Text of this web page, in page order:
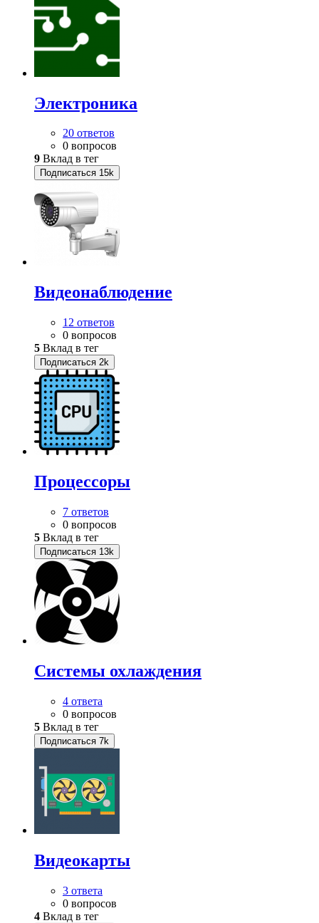
Электроника
20 ответов
0 вопросов
9 Вклад в тег
Подписаться 15k
Видеонаблюдение
12 ответов
0 вопросов
5 Вклад в тег
Подписаться 2k
Процессоры
7 ответов
0 вопросов
5 Вклад в тег
Подписаться 13k
Системы охлаждения
4 ответа
0 вопросов
5 Вклад в тег
Подписаться 7k
Видеокарты
3 ответа
0 вопросов
4 Вклад в тег